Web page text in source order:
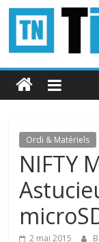
Passer
contenu
Le
belge
connecté
Ordi & Matériels
NIFTY
2 mai 2015